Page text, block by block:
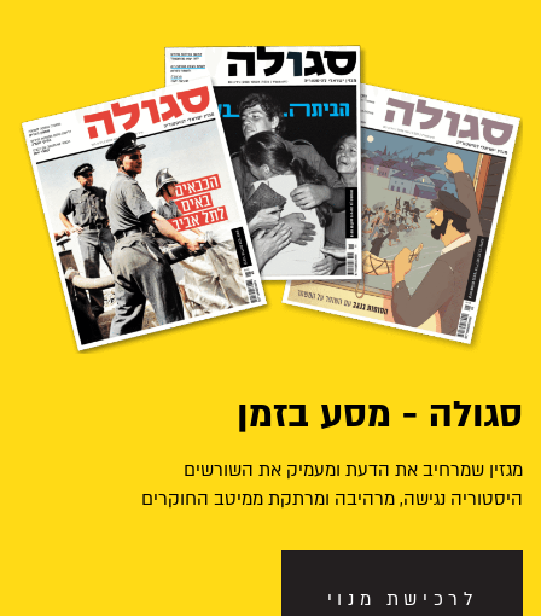
סגולה - מסע בזמן
מגזין שמרחיב את הדעת ומעמיק את השורשים
היסטוריה נגישה, מרהיבה ומרתקת ממיטב החוקרים
לרכישת מנוי